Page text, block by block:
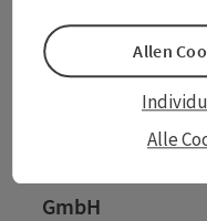
Kontakt
Oberösterreich
GmbH
Alle
Allen